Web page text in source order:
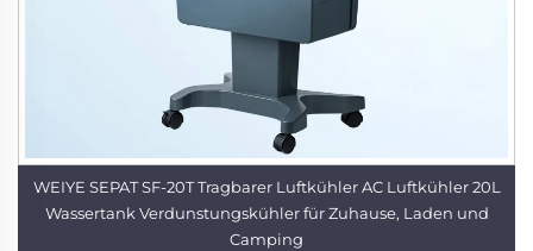
WEIYE SEPAT SF-20T Tragbarer Luftkühler AC Luftkühler 20L
Wassertank Verdunstungskühler für Zuhause, Laden und
Camping